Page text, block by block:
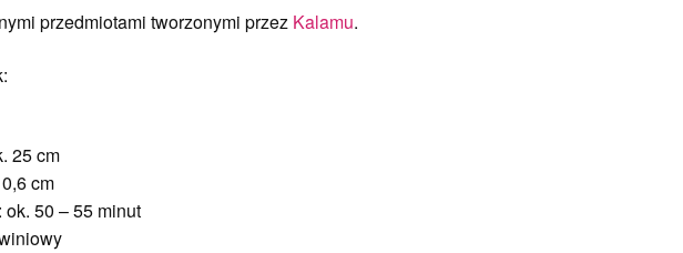
przedmiotami tworzonymi przez Kalamu.
25 cm
cm
50 – 55 minut